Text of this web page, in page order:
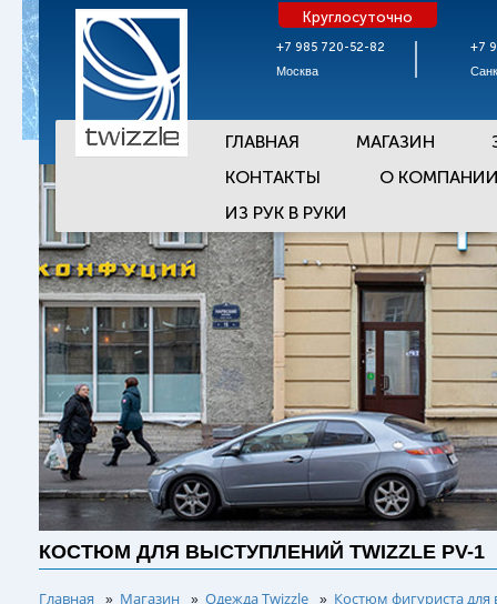
+7 985 720-52-82
Москва
Круглосуточно
+7
ГЛАВНАЯ МАГАЗИН
КОНТАКТЫ
О
ИЗ РУК В РУКИ
КОСТЮМ ДЛЯ ВЫСТУПЛЕНИЙ TWIZZLE PV-1
Главная » Магазин » Одежда Twizzle » Костюм фигуриста для